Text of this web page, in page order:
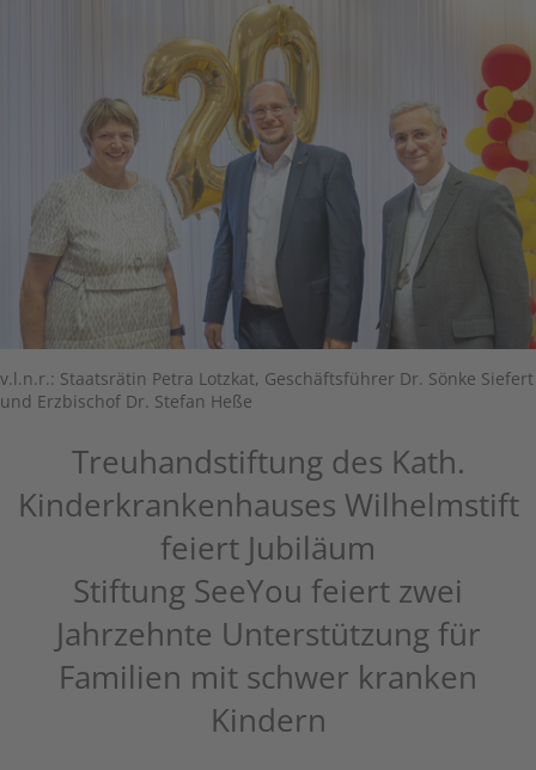
v.l.n.r.: Staatsrätin Petra Lotzkat, Geschäftsführer Dr. Sönke Siefert
und Erzbischof Dr. Stefan Heße
Treuhandstiftung des Kath.
Kinderkrankenhauses Wilhelmstift
feiert Jubiläum
Stiftung SeeYou feiert zwei
Jahrzehnte Unterstützung für
Familien mit schwer kranken
Kindern